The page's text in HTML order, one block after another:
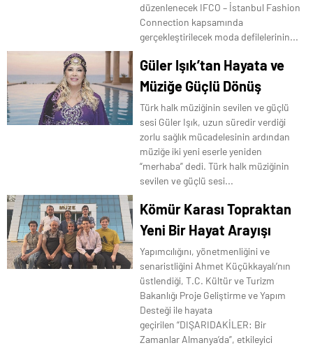
düzenlenecek IFCO – İstanbul Fashion
Connection kapsamında
gerçekleştirilecek moda defilelerinin...
Güler Işık’tan Hayata ve
Müziğe Güçlü Dönüş
Türk halk müziğinin sevilen ve güçlü
sesi Güler Işık, uzun süredir verdiği
zorlu sağlık mücadelesinin ardından
müziğe iki yeni eserle yeniden
“merhaba” dedi. Türk halk müziğinin
sevilen ve güçlü sesi...
Kömür Karası Topraktan
Yeni Bir Hayat Arayışı
Yapımcılığını, yönetmenliğini ve
senaristliğini Ahmet Küçükkayalı’nın
üstlendiği, T.C. Kültür ve Turizm
Bakanlığı Proje Geliştirme ve Yapım
Desteği ile hayata
geçirilen “DIŞARIDAKİLER: Bir
Zamanlar Almanya’da”, etkileyici